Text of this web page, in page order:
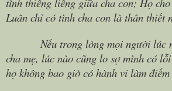
Luân chỉ có tình cha con là thân thiết
Nếu trong lòng mọi người lúc
cha mẹ, lúc nào cũng lo sợ mình có
họ không bao giờ có hành vi làm điếm